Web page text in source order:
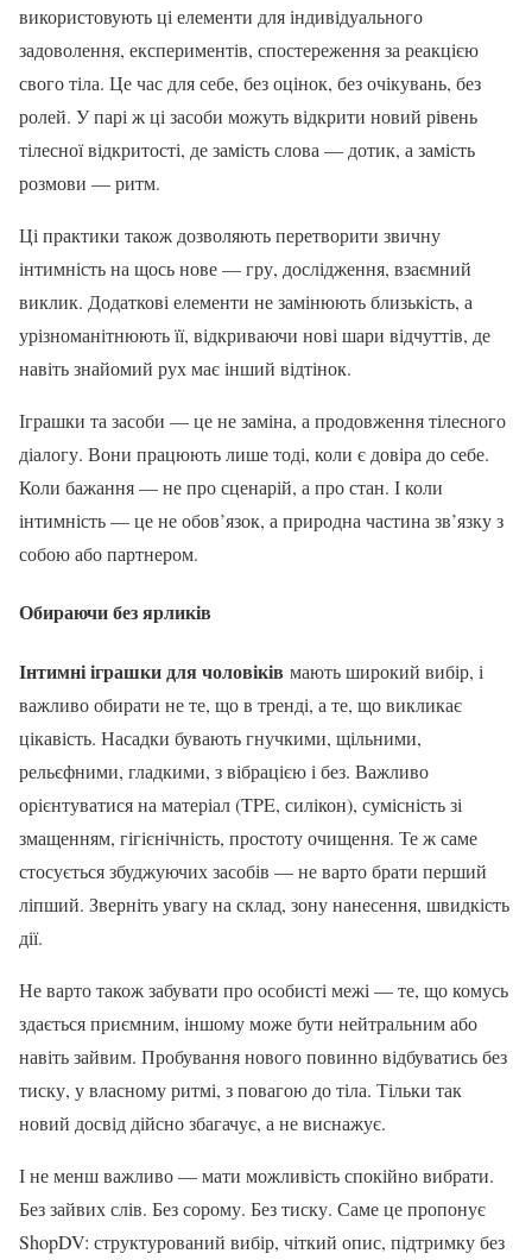
використовують ці елементи для індивідуального
задоволення, експериментів, спостереження за реакцією
свого тіла. Це час для себе, без оцінок, без очікувань, без
ролей. У парі ж ці засоби можуть відкрити новий рівень
тілесної відкритості, де замість слова — дотик, а замість
розмови — ритм.
Ці практики також дозволяють перетворити звичну
інтимність на щось нове — гру, дослідження, взаємний
виклик. Додаткові елементи не замінюють близькість, а
урізноманітнюють її, відкриваючи нові шари відчуттів, де
навіть знайомий рух має інший відтінок.
Іграшки та засоби — це не заміна, а продовження тілесного
діалогу. Вони працюють лише тоді, коли є довіра до себе.
Коли бажання — не про сценарій, а про стан. І коли
інтимність — це не обов’язок, а природна частина зв’язку з
собою або партнером.
Обираючи без ярликів
Інтимні іграшки для чоловіків мають широкий вибір, і
важливо обирати не те, що в тренді, а те, що викликає
цікавість. Насадки бувають гнучкими, щільними,
рельєфними, гладкими, з вібрацією і без. Важливо
орієнтуватися на матеріал (TPE, силікон), сумісність зі
змащенням, гігієнічність, простоту очищення. Те ж саме
стосується збуджуючих засобів — не варто брати перший
ліпший. Зверніть увагу на склад, зону нанесення, швидкість
дії.
Не варто також забувати про особисті межі — те, що комусь
здається приємним, іншому може бути нейтральним або
навіть зайвим. Пробування нового повинно відбуватись без
тиску, у власному ритмі, з повагою до тіла. Тільки так
новий досвід дійсно збагачує, а не виснажує.
І не менш важливо — мати можливість спокійно вибрати.
Без зайвих слів. Без сорому. Без тиску. Саме це пропонує
ShopDV: структурований вибір, чіткий опис, підтримку без